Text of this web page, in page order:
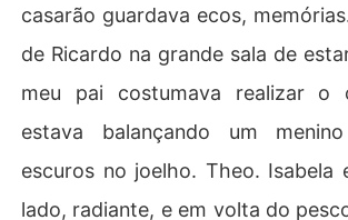
casarão guardava ecos,
de Ricardo na grande sala de
meu pai costumava realizar o
estava balançando um
escuros no joelho. Theo. Isabela
lado, radiante, e em volta do